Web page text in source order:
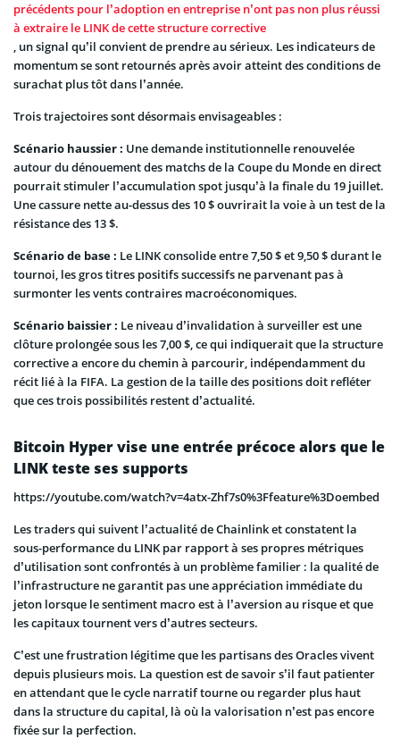
précédents pour l’adoption en entreprise n’ont pas non plus réussi
à extraire le LINK de cette structure corrective
, un signal qu’il convient de prendre au sérieux. Les indicateurs de
momentum se sont retournés après avoir atteint des conditions de
surachat plus tôt dans l’année.
Trois trajectoires sont désormais envisageables :
Scénario haussier : Une demande institutionnelle renouvelée
autour du dénouement des matchs de la Coupe du Monde en direct
pourrait stimuler l’accumulation spot jusqu’à la finale du 19 juillet.
Une cassure nette au-dessus des 10 $ ouvrirait la voie à un test de la
résistance des 13 $.
Scénario de base : Le LINK consolide entre 7,50 $ et 9,50 $ durant le
tournoi, les gros titres positifs successifs ne parvenant pas à
surmonter les vents contraires macroéconomiques.
Scénario baissier : Le niveau d’invalidation à surveiller est une
clôture prolongée sous les 7,00 $, ce qui indiquerait que la structure
corrective a encore du chemin à parcourir, indépendamment du
récit lié à la FIFA. La gestion de la taille des positions doit refléter
que ces trois possibilités restent d’actualité.
Bitcoin Hyper vise une entrée précoce alors que le
LINK teste ses supports
https://youtube.com/watch?v=4atx-Zhf7s0%3Ffeature%3Doembed
Les traders qui suivent l’actualité de Chainlink et constatent la
sous-performance du LINK par rapport à ses propres métriques
d’utilisation sont confrontés à un problème familier : la qualité de
l’infrastructure ne garantit pas une appréciation immédiate du
jeton lorsque le sentiment macro est à l’aversion au risque et que
les capitaux tournent vers d’autres secteurs.
C’est une frustration légitime que les partisans des Oracles vivent
depuis plusieurs mois. La question est de savoir s’il faut patienter
en attendant que le cycle narratif tourne ou regarder plus haut
dans la structure du capital, là où la valorisation n’est pas encore
fixée sur la perfection.